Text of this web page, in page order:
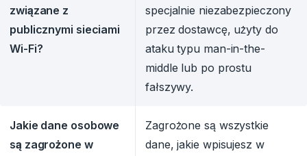
związane z
publicznymi sieciami
Wi-Fi?
specjalnie niezabezpieczony
przez dostawcę, użyty do
ataku typu man-in-the-
middle lub po prostu
fałszywy.
Jakie dane osobowe
są zagrożone w
Zagrożone są wszystkie
dane, jakie wpisujesz w